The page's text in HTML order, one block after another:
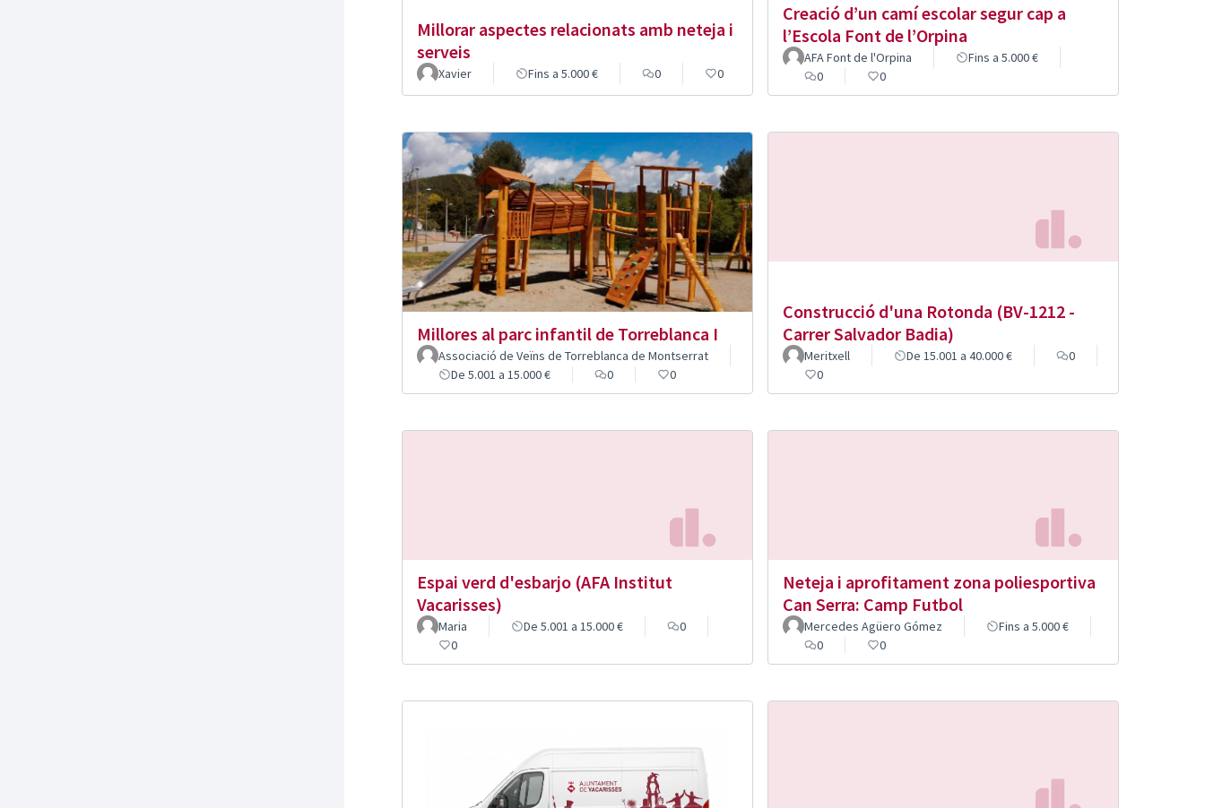
Millorar aspectes relacionats amb neteja i
serveis
Xavier Fins a 5.000 € 0 0
Creació d’un camí escolar segur cap a
l’Escola Font de l’Orpina
AFA Font de l'Orpina
Fins a 5.000 €
0
0
Millores al parc infantil de Torreblanca I
Associació de Veïns de Torreblanca de Montserrat
De 5.001 a 15.000 €
0 0
Construcció d'una Rotonda (BV-1212 -
Carrer Salvador Badia)
Meritxell De 15.001 a 40.000 €
0
0
Espai verd d'esbarjo (AFA Institut
Vacarisses)
Maria De 5.001 a 15.000 €
0
0
Neteja i aprofitament zona poliesportiva
Can Serra: Camp Futbol
Mercedes Agüero Gómez
Fins a 5.000 €
0
0